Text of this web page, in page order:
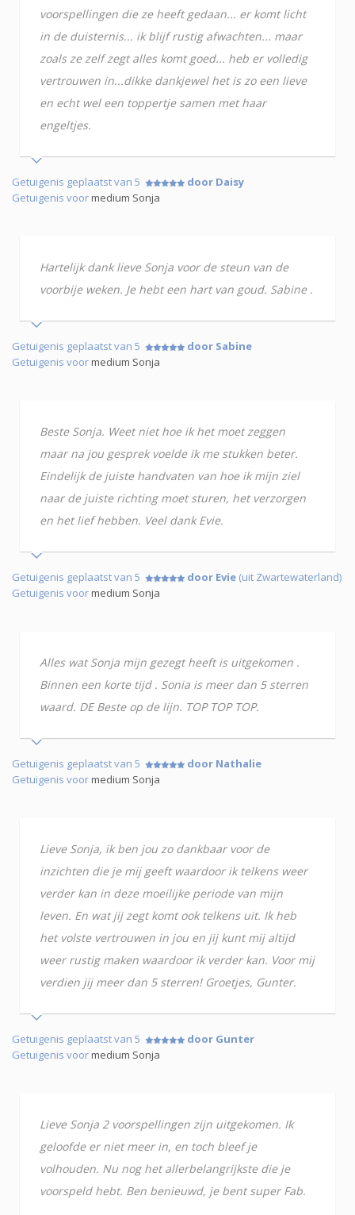
voorspellingen die ze heeft gedaan... er komt licht
in de duisternis... ik blijf rustig afwachten... maar
zoals ze zelf zegt alles komt goed... heb er volledig
vertrouwen in...dikke dankjewel het is zo een lieve
en echt wel een toppertje samen met haar
engeltjes.
Getuigenis geplaatst van 5
door Daisy
Getuigenis voormedium Sonja
Hartelijk dank lieve Sonja voor de steun van de
voorbije weken. Je hebt een hart van goud. Sabine .
Getuigenis geplaatst van 5
door Sabine
Getuigenis voormedium Sonja
Beste Sonja. Weet niet hoe ik het moet zeggen
maar na jou gesprek voelde ik me stukken beter.
Eindelijk de juiste handvaten van hoe ik mijn ziel
naar de juiste richting moet sturen, het verzorgen
en het lief hebben. Veel dank Evie.
Getuigenis geplaatst van 5 door Evie (uit Zwartewaterland)
Getuigenis voormedium Sonja
Alles wat Sonja mijn gezegt heeft is uitgekomen .
Binnen een korte tijd . Sonia is meer dan 5 sterren
waard. DE Beste op de lijn. TOP TOP TOP.
Getuigenis geplaatst van 5
door Nathalie
Getuigenis voormedium Sonja
Lieve Sonja, ik ben jou zo dankbaar voor de
inzichten die je mij geeft waardoor ik telkens weer
verder kan in deze moeilijke periode van mijn
leven. En wat jij zegt komt ook telkens uit. Ik heb
het volste vertrouwen in jou en jij kunt mij altijd
weer rustig maken waardoor ik verder kan. Voor mij
verdien jij meer dan 5 sterren! Groetjes, Gunter.
Getuigenis geplaatst van 5
door Gunter
Getuigenis voormedium Sonja
Lieve Sonja 2 voorspellingen zijn uitgekomen. Ik
geloofde er niet meer in, en toch bleef je
volhouden. Nu nog het allerbelangrijkste die je
voorspeld hebt. Ben benieuwd, je bent super Fab.